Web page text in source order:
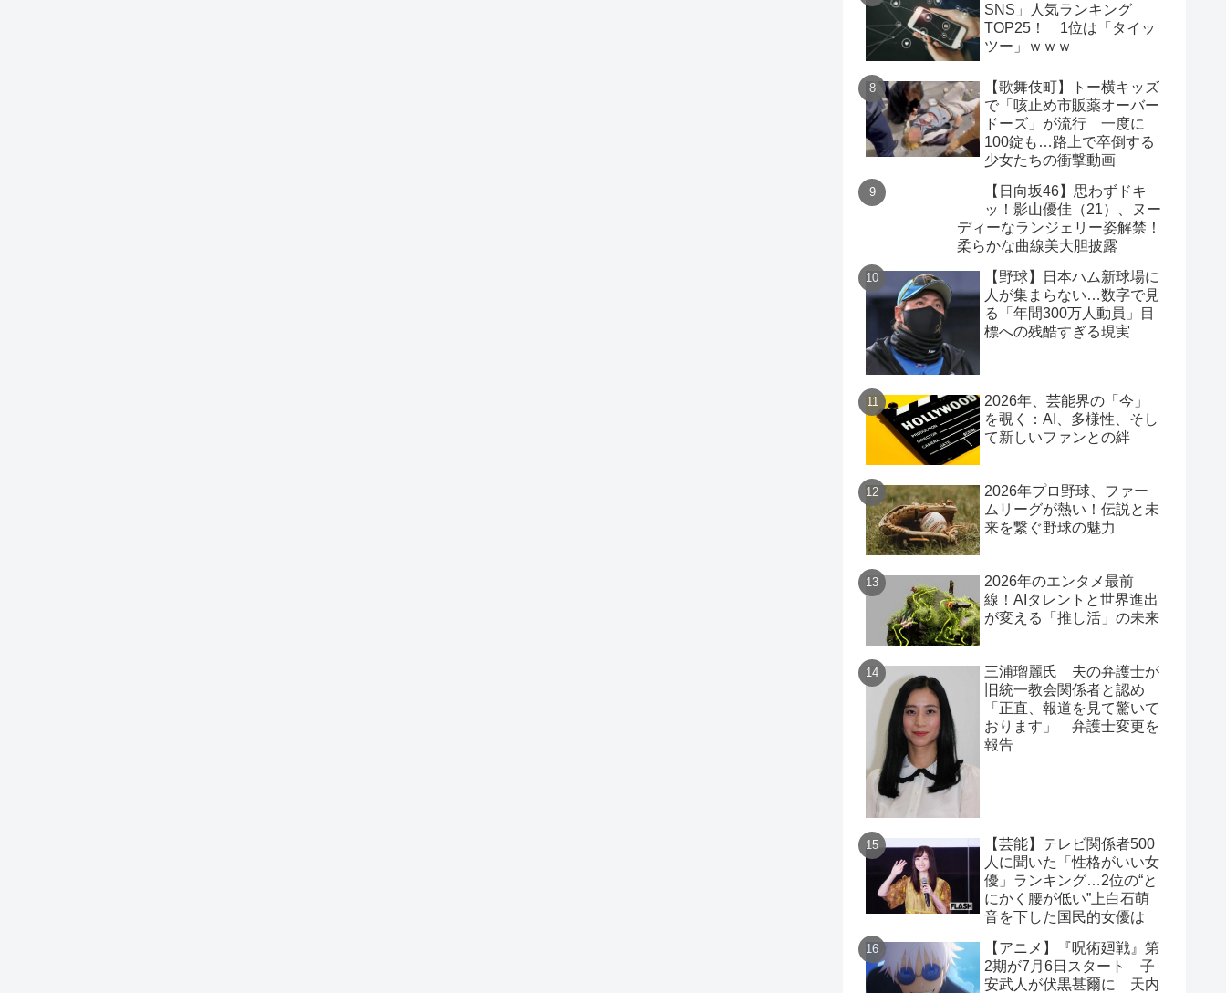
SNS」人気ランキング
TOP25！ 1位は「タイッ
ツー」ｗｗｗ
【歌舞伎町】トー横キッズ
で「咳止め市販薬オーバー
ドーズ」が流行 一度に
100錠も…路上で卒倒する
少女たちの衝撃動画
【日向坂46】思わずドキ
ッ！影山優佳（21）、ヌー
ディーなランジェリー姿解禁！
柔らかな曲線美大胆披露
【野球】日本ハム新球場に
人が集まらない…数字で見
る「年間300万人動員」目
標への残酷すぎる現実
2026年、芸能界の「今」
を覗く：AI、多様性、そし
て新しいファンとの絆
2026年プロ野球、ファー
ムリーグが熱い！伝説と未
来を繋ぐ野球の魅力
2026年のエンタメ最前
線！AIタレントと世界進出
が変える「推し活」の未来
三浦瑠麗氏 夫の弁護士が
旧統一教会関係者と認め
「正直、報道を見て驚いて
おります」 弁護士変更を
報告
【芸能】テレビ関係者500
人に聞いた「性格がいい女
優」ランキング…2位の“と
にかく腰が低い”上白石萌
音を下した国民的女優は
【アニメ】『呪術廻戦』第
2期が7月6日スタート 子
安武人が伏黒甚爾に 天内